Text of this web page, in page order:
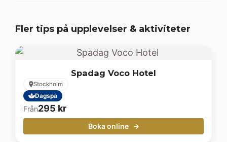
Fler tips på upplevelser & aktiviteter
Spadag Voco Hotel
Stockholm
Dagspa
Från295 kr
Boka online